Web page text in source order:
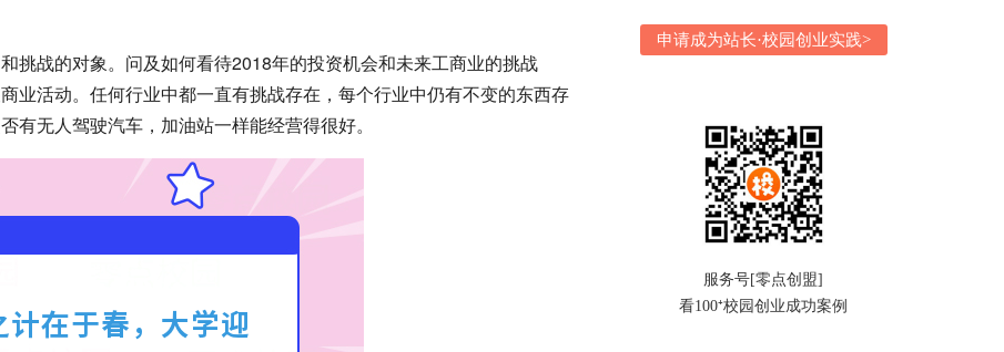
挑战的对象。问及如何看待2018年的投资机会和未来工商业的挑战
业活动。任何行业中都一直有挑战存在，每个行业中仍有不变的东西存
无人驾驶汽车，加油站一样能经营得很好。
申请成为站长·校园创业实践>
服务号[零点创盟]
看100⁺校园创业成功案例